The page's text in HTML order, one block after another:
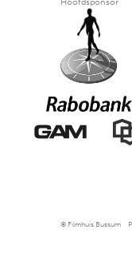
© Filmhuis Bussum